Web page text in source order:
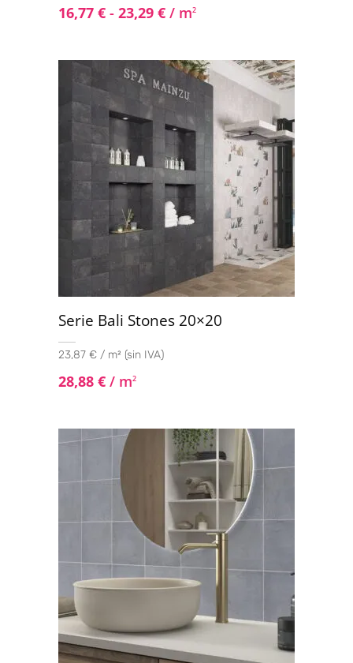
16,77 € - 23,29 € / m2
Serie Bali Stones 20×20
23,87 € / m² (sin IVA)
28,88 € / m2